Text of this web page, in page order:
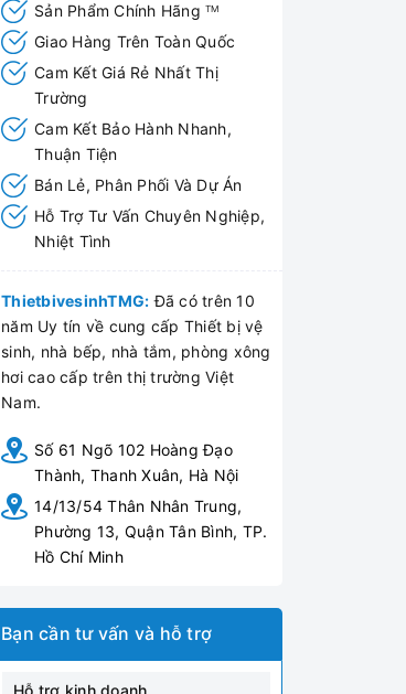
Sản Phẩm Chính Hãng TM
Giao Hàng Trên Toàn Quốc
Cam Kết Giá Rẻ Nhất Thị
Trường
Cam Kết Bảo Hành Nhanh,
Thuận Tiện
Bán Lẻ, Phân Phối Và Dự Án
Hỗ Trợ Tư Vấn Chuyên Nghiệp,
Nhiệt Tình
ThietbivesinhTMG: Đã có trên 10
năm Uy tín về cung cấp Thiết bị vệ
sinh, nhà bếp, nhà tắm, phòng xông
hơi cao cấp trên thị trường Việt
Nam.
Số 61 Ngõ 102 Hoàng Đạo
Thành, Thanh Xuân, Hà Nội
14/13/54 Thân Nhân Trung,
Phường 13, Quận Tân Bình, TP.
Hồ Chí Minh
Bạn cần tư vấn và hỗ trợ
Hỗ trợ kinh doanh